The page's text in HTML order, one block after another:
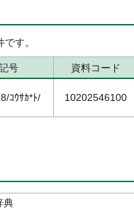
です。
号 資料コード
ｺｳｻｶ*ﾄ/ 10202546100
典